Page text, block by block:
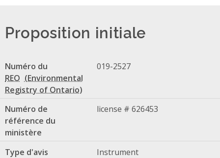
Proposition initiale
Numéro du
REO
019-2527
Numéro de
référence du
ministère
license # 626453
Type d'avis
Instrument